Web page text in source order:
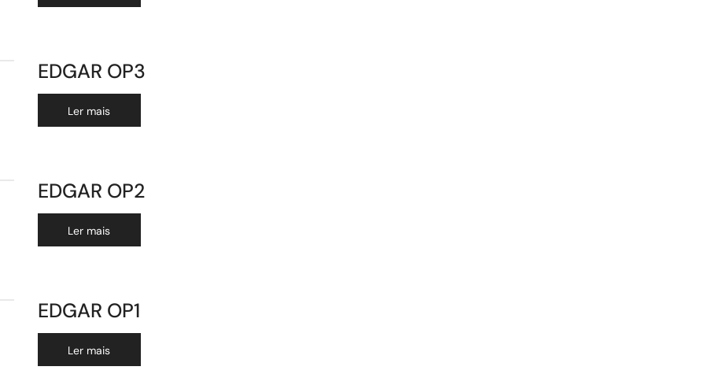
EDGAR OP3
Ler mais
EDGAR OP2
Ler mais
EDGAR OP1
Ler mais